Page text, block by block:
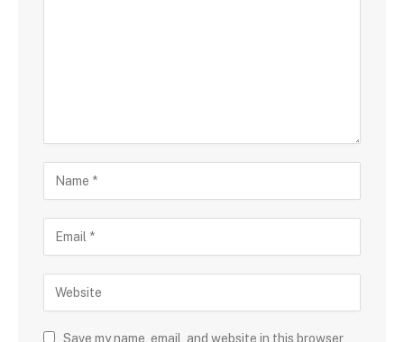
Save my name, email, and website in this browser